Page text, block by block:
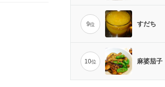
9位 すだち
10位 麻婆茄子